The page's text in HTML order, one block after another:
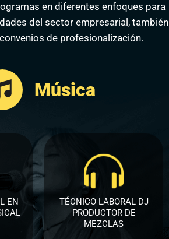
en diferentes enfoques para
del sector empresarial, también
de profesionalización.
Música
EN
TÉCNICO LABORAL DJ
PRODUCTOR DE
MEZCLAS​